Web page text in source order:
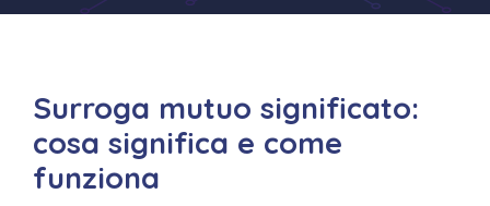
Surroga mutuo significato:
cosa significa e come
funziona